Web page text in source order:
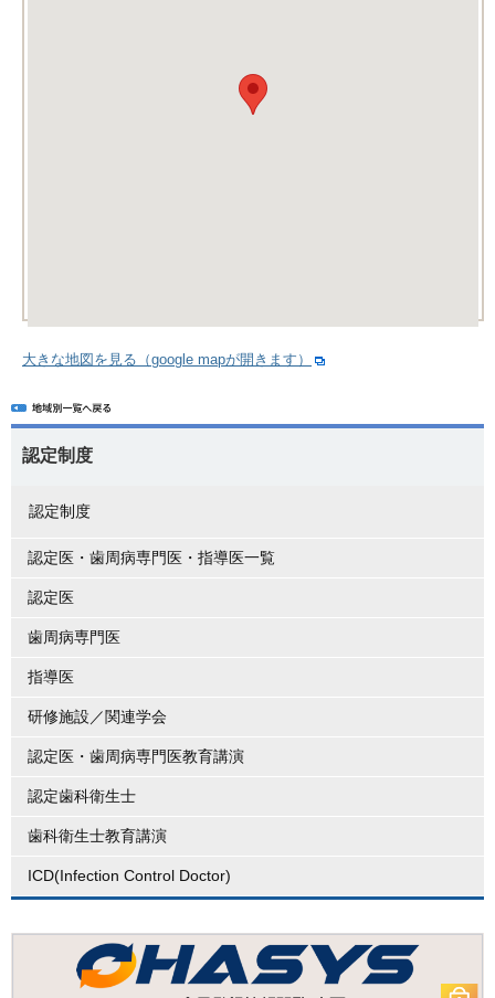
大きな地図を見る（google mapが開きます）
認定制度
認定制度
認定医・歯周病専門医・指導医一覧
認定医
歯周病専門医
指導医
研修施設／関連学会
認定医・歯周病専門医教育講演
認定歯科衛生士
歯科衛生士教育講演
ICD(Infection Control Doctor)